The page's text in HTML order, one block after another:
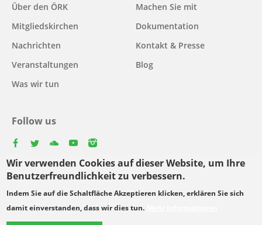
Wir verwenden Cookies auf dieser Website, um Ihre
Benutzerfreundlichkeit zu verbessern.
Indem Sie auf die Schaltfläche Akzeptieren klicken, erklären Sie sich
damit einverstanden, dass wir dies tun.
Main
navigation
Über den ÖRK
Mitgliedskirchen
Nachrichten
Veranstaltungen
Was wir tun
Machen Sie mit
Dokumentation
Kontakt & Presse
Blog
Follow us
Select
your
language
Footer
© Copyright WCC 2026
Bedingungen für die Nutzung
Datenschutzgrundsätze